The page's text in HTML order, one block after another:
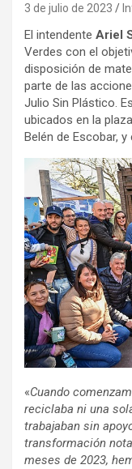
3 de julio de 2023
El intendente Ariel
Verdes con el
disposición de
parte de las
Julio Sin Plástico.
ubicados en la
Belén de Escobar,
«Cuando
reciclaba ni una
trabajaban sin
transformación
meses de 2023,